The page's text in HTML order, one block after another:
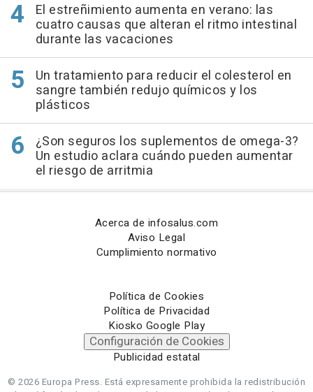
El estreñimiento aumenta en verano: las
cuatro causas que alteran el ritmo intestinal
durante las vacaciones
Un tratamiento para reducir el colesterol en
sangre también redujo químicos y los
plásticos
¿Son seguros los suplementos de omega-3?
Un estudio aclara cuándo pueden aumentar
el riesgo de arritmia
Acerca de infosalus.com
Aviso Legal
Cumplimiento normativo
Política de Cookies
Política de Privacidad
Kiosko Google Play
Configuración de Cookies
Publicidad estatal
© 2026 Europa Press. Está expresamente prohibida la redistribución